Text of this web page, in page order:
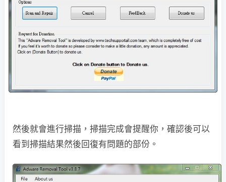
然後就會進行掃描，掃描完成會提醒你，確認後可以
看到掃描結果然後回復有問題的部份。